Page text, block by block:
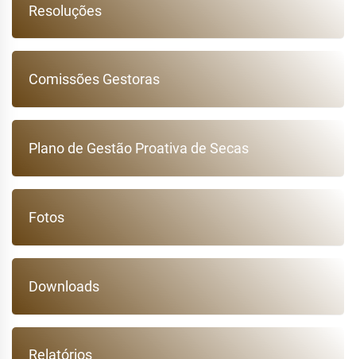
Resoluções
Comissões Gestoras
Plano de Gestão Proativa de Secas
Fotos
Downloads
Relatórios